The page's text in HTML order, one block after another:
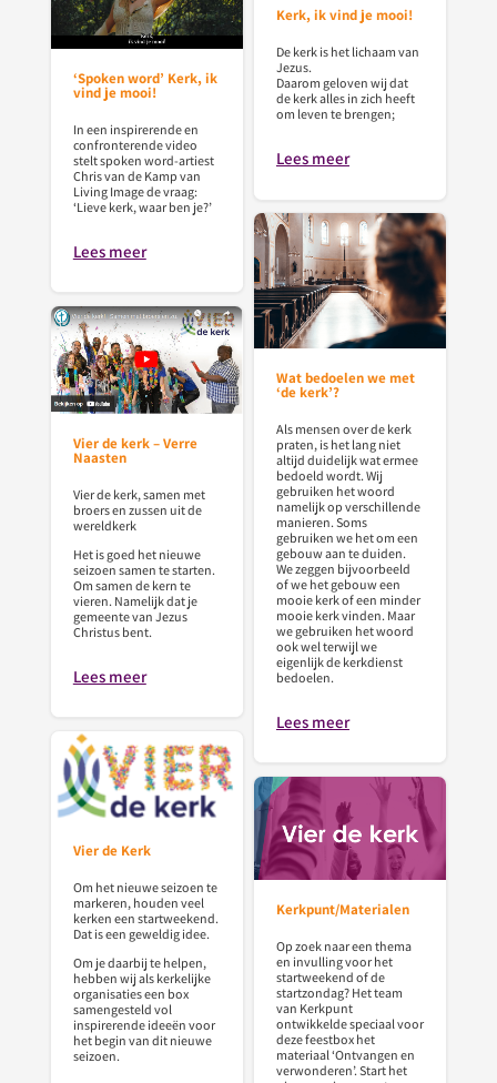
Kerk, ik vind je mooi!
De kerk is het lichaam van
Jezus.
Daarom geloven wij dat
de kerk alles in zich heeft
om leven te brengen;
Lees meer
‘Spoken word’ Kerk, ik
vind je mooi!
In een inspirerende en
confronterende video
stelt spoken word-artiest
Chris van de Kamp van
Living Image de vraag:
‘Lieve kerk, waar ben je?’
Lees meer
Wat bedoelen we met
‘de kerk’?
Als mensen over de kerk
praten, is het lang niet
altijd duidelijk wat ermee
bedoeld wordt. Wij
gebruiken het woord
namelijk op verschillende
manieren. Soms
gebruiken we het om een
gebouw aan te duiden.
We zeggen bijvoorbeeld
of we het gebouw een
mooie kerk of een minder
mooie kerk vinden. Maar
we gebruiken het woord
ook wel terwijl we
eigenlijk de kerkdienst
bedoelen.
Lees meer
Vier de kerk – Verre
Naasten
Vier de kerk, samen met
broers en zussen uit de
wereldkerk
Het is goed het nieuwe
seizoen samen te starten.
Om samen de kern te
vieren. Namelijk dat je
gemeente van Jezus
Christus bent.
Lees meer
Vier de Kerk
Om het nieuwe seizoen te
markeren, houden veel
kerken een startweekend.
Dat is een geweldig idee.
Om je daarbij te helpen,
hebben wij als kerkelijke
organisaties een box
samengesteld vol
inspirerende ideeën voor
het begin van dit nieuwe
seizoen.
Kerkpunt/Materialen
Op zoek naar een thema
en invulling voor het
startweekend of de
startzondag? Het team
van Kerkpunt
ontwikkelde speciaal voor
deze feestbox het
materiaal ‘Ontvangen en
verwonderen’. Start het